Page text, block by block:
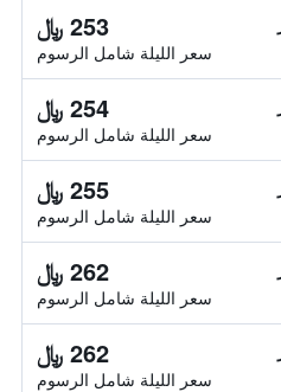
253 ﷼
سعر الليلة شامل الرسوم
254 ﷼
سعر الليلة شامل الرسوم
255 ﷼
سعر الليلة شامل الرسوم
262 ﷼
سعر الليلة شامل الرسوم
262 ﷼
سعر الليلة شامل الرسوم